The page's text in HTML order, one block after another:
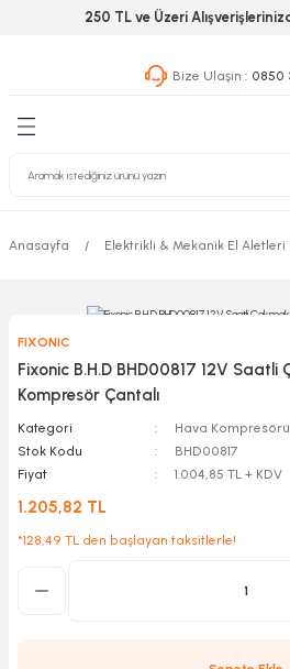
250 TL ve Üzeri
Bize Ulaşın : 0850
Geri Dön
Geri Dön
& Nalburiye
Grubu
Geri Dön
Anasayfa Elektrikli & Mekanik El Aletleri
FIXONIC
Fixonic B.H.D BHD00817 12V Saatli
Kompresör Çantalı
Kategori
Hava Kompresörü
Stok Kodu
BHD00817
Fiyat
1.004,85 TL + KDV
1.205,82 TL
*128,49 TL den başlayan taksitlerle!